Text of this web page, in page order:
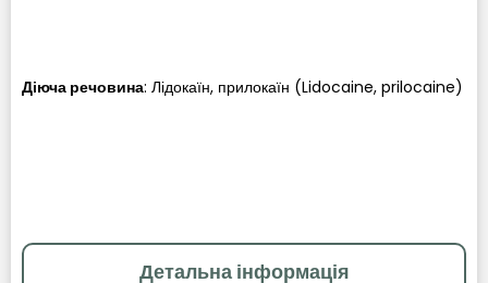
Діюча речовина: Лідокаїн, прилокаїн (Lidocaine, prilocaine)
Детальна інформація